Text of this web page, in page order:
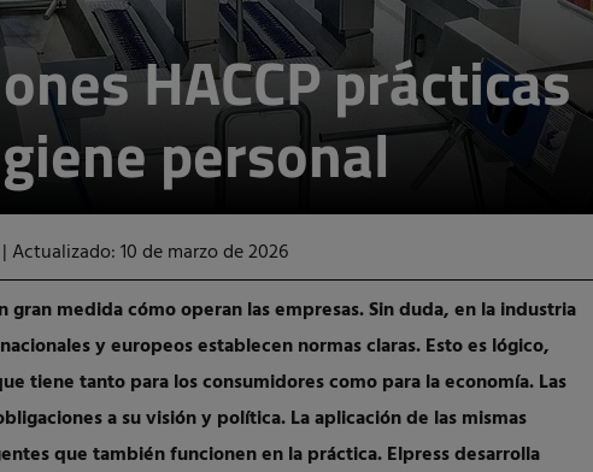
HACCP prácticas
personal
|Actualizado: 10 de marzo de 2026
gran medida cómo operan las empresas. Sin duda, en la industria
y europeos establecen normas claras. Esto es lógico,
tiene tanto para los consumidores como para la economía. Las
a su visión y política. La aplicación de las mismas
que también funcionen en la práctica. Elpress desarrolla